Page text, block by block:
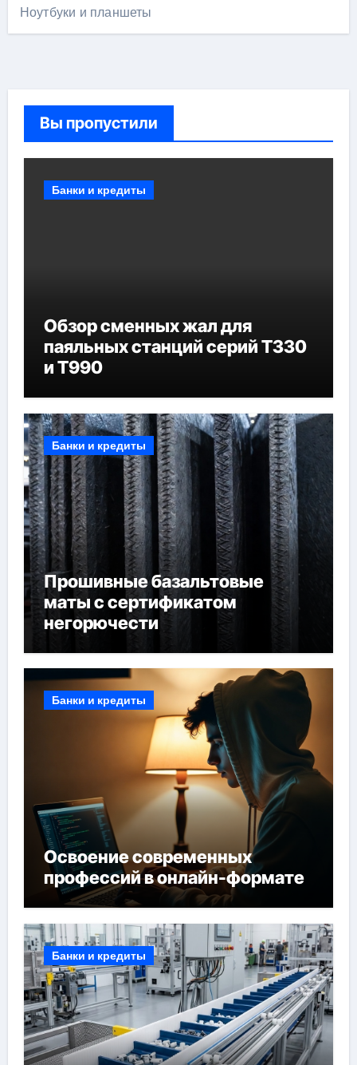
Ноутбуки и планшеты
Вы пропустили
Банки и кредиты
Обзор сменных жал для
паяльных станций серий T330
и T990
Банки и кредиты
Прошивные базальтовые
маты с сертификатом
негорючести
Банки и кредиты
Освоение современных
профессий в онлайн-формате
Банки и кредиты